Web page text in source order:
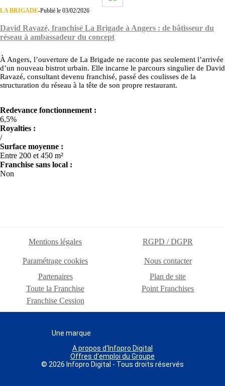
LA BRIGADE-Publié le 03/02/2026
David Ravazé, franchisé La Brigade à Angers : de bâtisseur du
réseau à ambassadeur du concept
À Angers, l’ouverture de La Brigade ne raconte pas seulement l’arrivée
d’un nouveau bistrot urbain. Elle incarne le parcours singulier de David
Ravazé, consultant devenu franchisé, passé des coulisses de la
structuration du réseau à la tête de son propre restaurant.
Redevance fonctionnement :
6,5%
Royalties :
/
Surface moyenne :
Entre 200 et 450 m²
Franchise sans local :
Non
Mentions légales RGPD / DGPR
Paramétrage cookies
Nous contacter
Partenaires
Plan de site
Toute la Franchise
Point Franchises
Franchise Cession
Une marque
A propos d'Infopro Digital
Offres d'emploi du Groupe
© 2026 Infopro Digital - Tous droits réservés